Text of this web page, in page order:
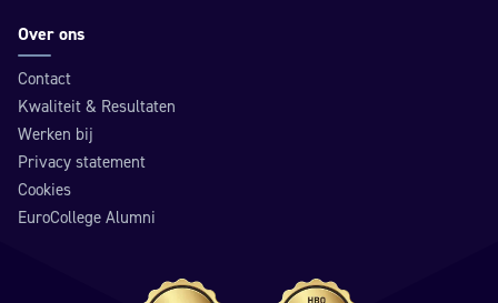
Over ons
Contact
Kwaliteit & Resultaten
Werken bij
Privacy statement
Cookies
EuroCollege Alumni